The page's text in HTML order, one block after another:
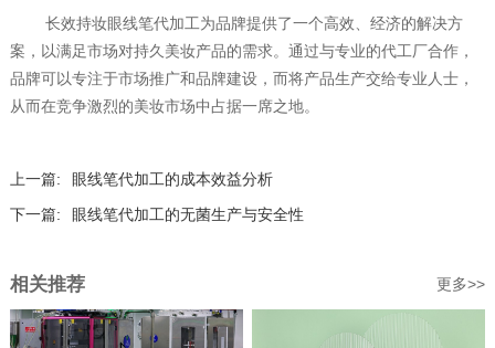
长效持妆眼线笔代加工为品牌提供了一个高效、经济的解决方
案，以满足市场对持久美妆产品的需求。通过与专业的代工厂合作，
品牌可以专注于市场推广和品牌建设，而将产品生产交给专业人士，
从而在竞争激烈的美妆市场中占据一席之地。
上一篇:
眼线笔代加工的成本效益分析
下一篇:
眼线笔代加工的无菌生产与安全性
相关推荐 更多>>